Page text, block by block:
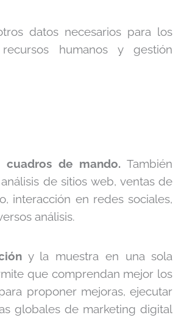
datos necesarios para los
humanos y gestión
de mando. También
de sitios web, ventas de
interacción en redes sociales,
análisis.
y la muestra en una sola
que comprendan mejor los
proponer mejoras, ejecutar
globales de marketing digital